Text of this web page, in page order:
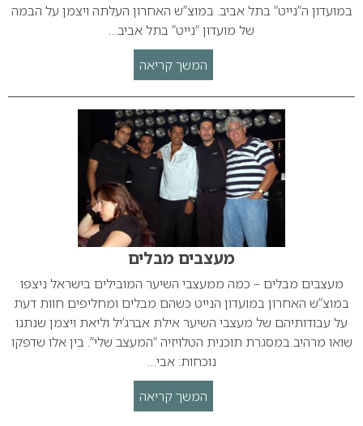
במועדון ה”נייט” בתל אביב. במוצ”ש האחרון העלתה ויצמן על הבמה
של מועדון “נייט” בתל אביב…
המשך קריאה
מעצבים מבלים
מעצבים מבלים – כמה ממעצבי השיער המובילים בישראל ניצפו
במוצ”ש האחרון במועדון הנייט כשהם מבלים ומחליפים חוות דעת
על עבודותיהם של מעצבי השיער אילת אברג’יל וליאת ויצמן שנתנו
שואו מרהיב במסגרת תוכנית הטלויזיה “המעצב שלי”. בין אלו שדפקו
נוכחות: אבי…
המשך קריאה